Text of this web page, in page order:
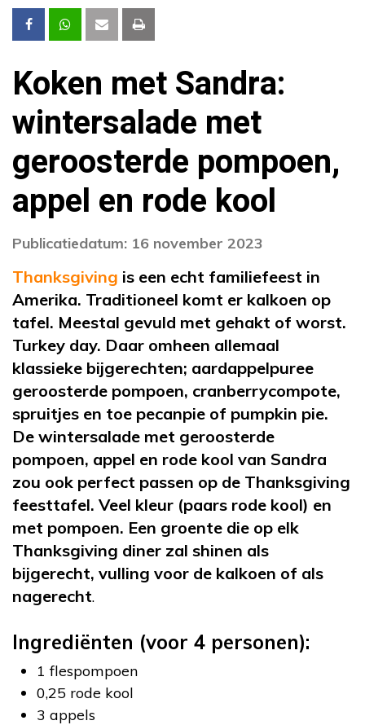
Koken met Sandra:
wintersalade met
geroosterde pompoen,
appel en rode kool
Publicatiedatum: 16 november 2023
Thanksgiving is een echt familiefeest in
Amerika. Traditioneel komt er kalkoen op
tafel. Meestal gevuld met gehakt of worst.
Turkey day. Daar omheen allemaal
klassieke bijgerechten; aardappelpuree
geroosterde pompoen, cranberrycompote,
spruitjes en toe pecanpie of pumpkin pie.
De wintersalade met geroosterde
pompoen, appel en rode kool van Sandra
zou ook perfect passen op de Thanksgiving
feesttafel. Veel kleur (paars rode kool) en
met pompoen. Een groente die op elk
Thanksgiving diner zal shinen als
bijgerecht, vulling voor de kalkoen of als
nagerecht.
Ingrediënten (voor 4 personen):
1 flespompoen
0,25 rode kool
3 appels